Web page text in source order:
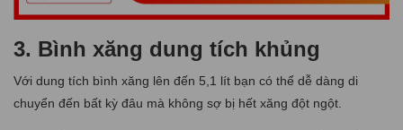
3. Bình xăng dung tích khủng
Với dung tích bình xăng lên đến 5,1 lít bạn có thể dễ dàng di
chuyển đến bất kỳ đâu mà không sợ bị hết xăng đột ngột.